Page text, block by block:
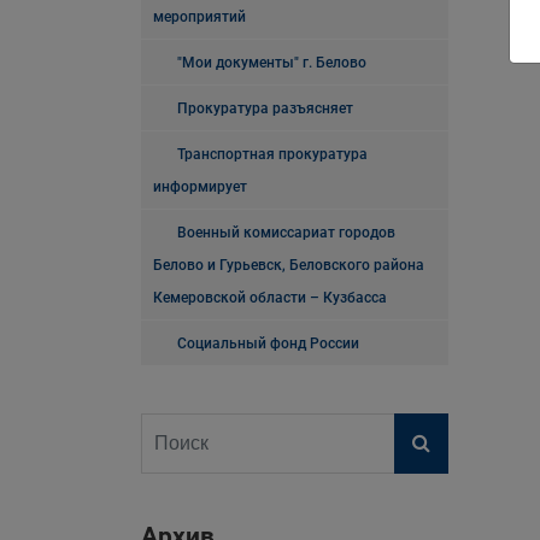
мероприятий
"Мои документы" г. Белово
Прокуратура разъясняет
Транспортная прокуратура
информирует
Военный комиссариат городов
Белово и Гурьевск, Беловского района
Кемеровской области – Кузбасса
Социальный фонд России